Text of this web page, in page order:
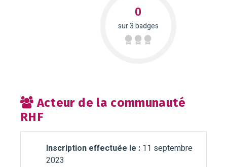
0
sur 3 badges
Acteur de la communauté
RHF
Inscription effectuée le : 11 septembre
2023